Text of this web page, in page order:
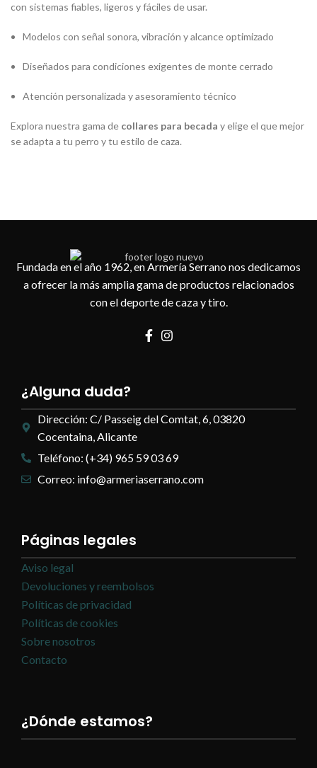
con sistemas fiables, ligeros y fáciles de usar.
Modelos con señal sonora, vibración y alcance optimizado
Diseñados para condiciones exigentes de monte cerrado
Atención personalizada y asesoramiento técnico
Explora nuestra gama de collares para becada y elige el que mejor
se adapta a tu perro y tu estilo de caza.
Fundada en el año 1962, en Armería Serrano nos dedicamos
a ofrecer la más amplia gama de productos relacionados
con el deporte de caza y tiro.
¿Alguna duda?
Dirección: C/ Passeig del Comtat, 6, 03820
Cocentaina, Alicante
Teléfono: (+34) 965 59 03 69
Correo: info@armeriaserrano.com
Páginas legales
Aviso legal
Devoluciones y reembolsos
Políticas de privacidad
Políticas de cookies
Sobre nosotros
Contacto
¿Dónde estamos?